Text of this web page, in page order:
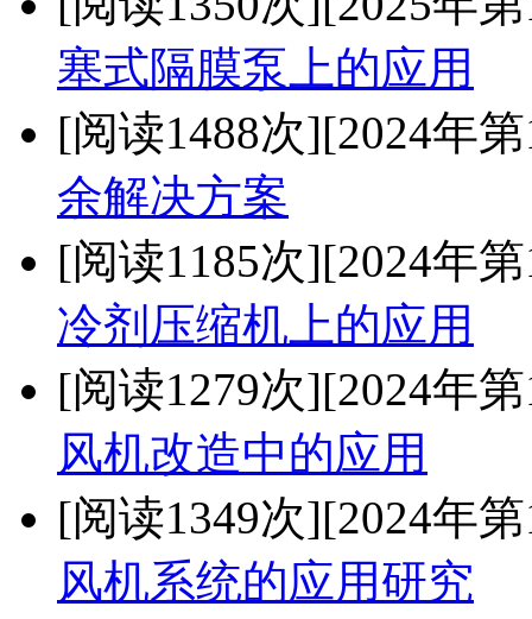
塞式隔膜泵上的应用
[阅读1488次][2024年
余解决方案
[阅读1185次][2024年
冷剂压缩机上的应用
[阅读1279次][2024年
风机改造中的应用
[阅读1349次][2024年
风机系统的应用研究